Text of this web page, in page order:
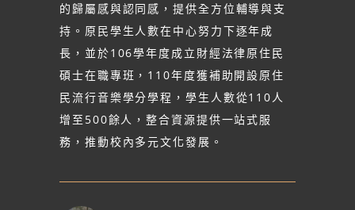
的歸屬感與認同感，提供全方位輔導與支
持。原民學生人數在中心努力下逐年成
長，並於106學年度成立財經法律原住民
碩士在職專班，110年度獲補助開設原住
民流行音樂學分學程，學生人數從110人
增至500餘人，整合資源提供一站式服
務，推動校內多元文化發展。